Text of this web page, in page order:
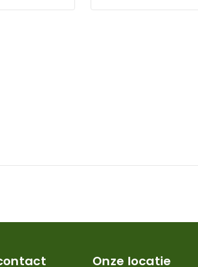
Onze locatie